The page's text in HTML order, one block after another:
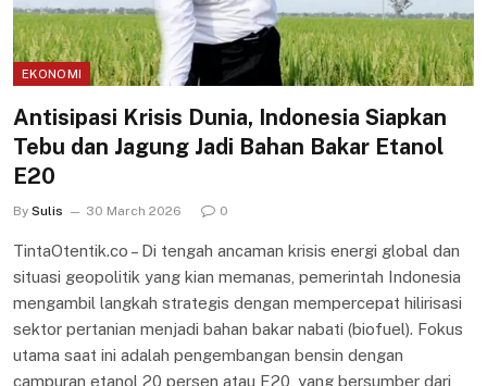
EKONOMI
Antisipasi Krisis Dunia, Indonesia Siapkan
Tebu dan Jagung Jadi Bahan Bakar Etanol
E20
By Sulis 30 March 2026 0
TintaOtentik.co – Di tengah ancaman krisis energi global dan
situasi geopolitik yang kian memanas, pemerintah Indonesia
mengambil langkah strategis dengan mempercepat hilirisasi
sektor pertanian menjadi bahan bakar nabati (biofuel). Fokus
utama saat ini adalah pengembangan bensin dengan
campuran etanol 20 persen atau E20, yang bersumber dari